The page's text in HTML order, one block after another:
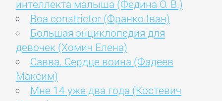
интеллекта малыша (Федина О. В.)
Boa constrictor (Франко Іван)
Большая энциклопедия для
девочек (Хомич Елена)
Савва. Сердце воина (Фадеев
Максим)
Мне 14 уже два года (Костевич